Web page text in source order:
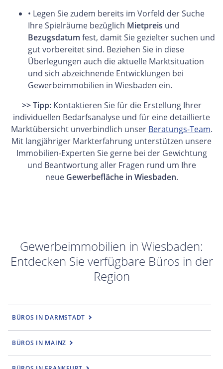
• Legen Sie zudem bereits im Vorfeld der Suche
Ihre Spielräume bezüglich Mietpreis und
Bezugsdatum fest, damit Sie gezielter suchen und
gut vorbereitet sind. Beziehen Sie in diese
Überlegungen auch die aktuelle Marktsituation
und sich abzeichnende Entwicklungen bei
Gewerbeimmobilien in Wiesbaden ein.
>> Tipp:Kontaktieren Sie für die Erstellung Ihrer
individuellen Bedarfsanalyse und für eine detaillierte
Marktübersicht unverbindlich unser Beratungs-Team.
Mit langjähriger Markterfahrung unterstützen unsere
Immobilien-Experten Sie gerne bei der Gewichtung
und Beantwortung aller Fragen rund um Ihre
neue Gewerbefläche in Wiesbaden.
Gewerbeimmobilien in Wiesbaden:
Entdecken Sie verfügbare Büros in der
Region
BÜROS IN DARMSTADT
BÜROS IN MAINZ